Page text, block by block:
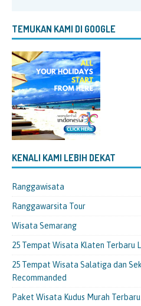
TEMUKAN KAMI DI GOOGLE
KENALI KAMI LEBIH DEKAT
Ranggawisata
Ranggawarsita Tour
Wisata Semarang
25 Tempat Wisata Klaten Terbaru
25 Tempat Wisata Salatiga dan
Recommanded
Paket Wisata Kudus Murah